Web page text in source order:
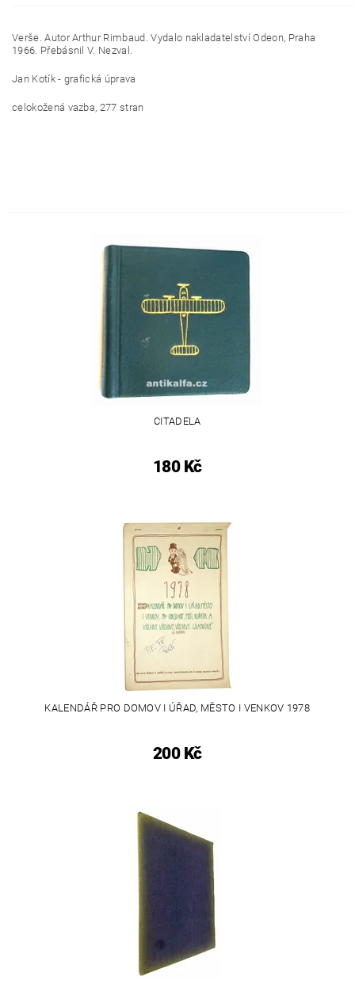
Verše. Autor Arthur Rimbaud. Vydalo nakladatelství Odeon, Praha
1966. Přebásnil V. Nezval.
Jan Kotík - grafická úprava
celokožená vazba, 277 stran
CITADELA
180 Kč
KALENDÁŘ PRO DOMOV I ÚŘAD, MĚSTO I VENKOV 1978
200 Kč